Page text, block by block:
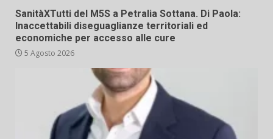
SanitàXTutti del M5S a Petralia Sottana. Di Paola:
Inaccettabili diseguaglianze territoriali ed
economiche per accesso alle cure
5 Agosto 2026